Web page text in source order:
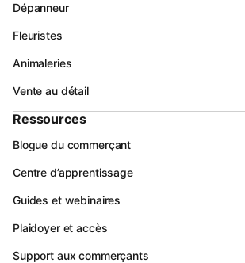
Dépanneur
Fleuristes
Animaleries
Vente au détail
Ressources
Blogue du commerçant
Centre d’apprentissage
Guides et webinaires
Plaidoyer et accès
Support aux commerçants